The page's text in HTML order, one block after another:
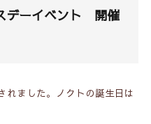
デーイベント 開催
ました。ノクトの誕生日は